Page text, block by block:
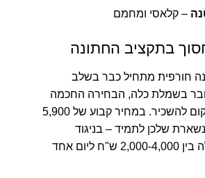
– קלאסי ומחמם
בתקציב החתונה
חורפית מתחיל כבר בשלב
בשמלת כלה, הבחירה החכמה
היא לקנות במקום להשכיר. במחיר קבוע של 5,900
שלכן לתמיד – בניגוד
להשכרה שעולה בין 2,000-4,000 ש"ח ליום אחד